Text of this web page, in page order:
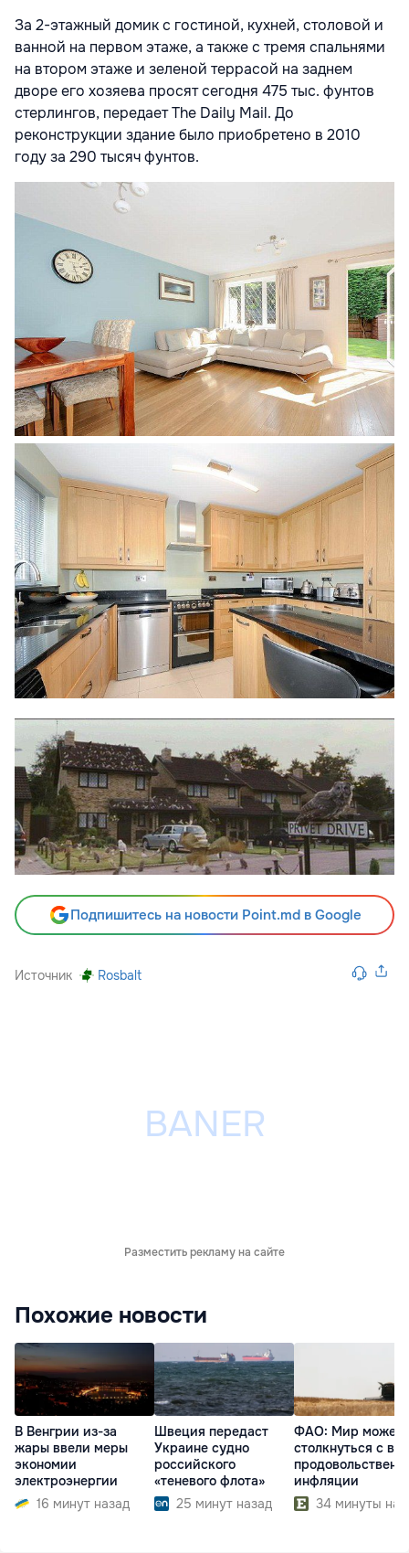
За 2-этажный домик с гостиной, кухней, столовой и
ванной на первом этаже, а также с тремя спальнями
на втором этаже и зеленой террасой на заднем
дворе его хозяева просят сегодня 475 тыс. фунтов
стерлингов, передает The Daily Mail. До
реконструкции здание было приобретено в 2010
году за 290 тысяч фунтов.
Подпишитесь на новости Point.md в Google
Источник Rosbalt
Разместить рекламу на сайте
Похожие новости
В Венгрии из-за
жары ввели меры
экономии
электроэнергии
16 минут назад
Швеция передаст
Украине судно
российского
«теневого флота»
25 минут назад
ФАО: Мир может
столкнуться с
инфляции
34 минуты